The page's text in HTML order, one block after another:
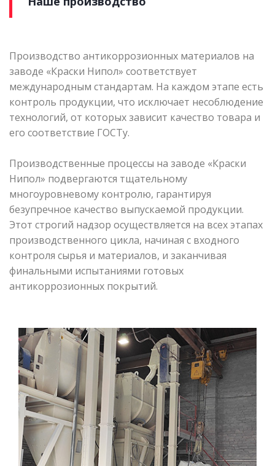
Производство антикоррозионных материалов на
заводе «Краски Нипол» соответствует
международным стандартам. На каждом этапе есть
контроль продукции, что исключает несоблюдение
технологий, от которых зависит качество товара и
его соответствие ГОСТу.
Производственные процессы на заводе «Краски
Нипол» подвергаются тщательному
многоуровневому контролю, гарантируя
безупречное качество выпускаемой продукции.
Этот строгий надзор осуществляется на всех этапах
производственного цикла, начиная с входного
контроля сырья и материалов, и заканчивая
финальными испытаниями готовых
антикоррозионных покрытий.